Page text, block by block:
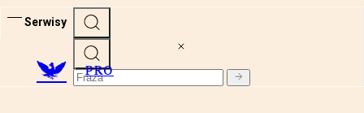
Serwisy
PRO